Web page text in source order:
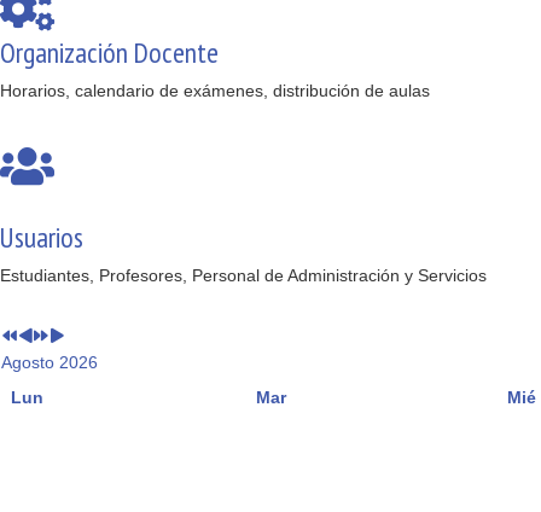
Organización Docente
Horarios, calendario de exámenes, distribución de aulas
Usuarios
Estudiantes, Profesores, Personal de Administración y Servicios
Agosto 2026
Lun
Mar Mié